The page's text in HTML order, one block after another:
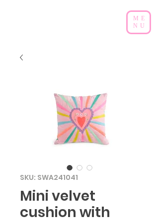
ME
NU
SKU: SWA241041
Mini velvet
cushion with